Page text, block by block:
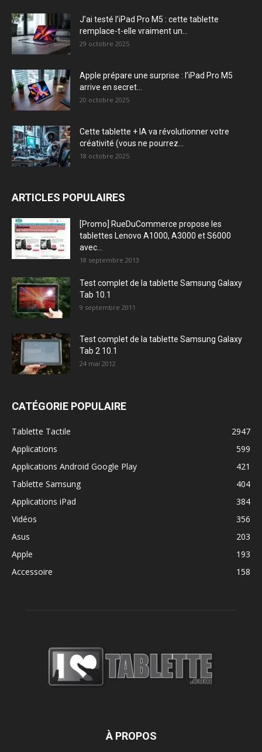
J’ai testé l’iPad Pro M5 : cette tablette
remplace-t-elle vraiment un...
29 octobre 2025
Apple prépare une surprise : l’iPad Pro M5
arrive en secret...
20 octobre 2025
Cette tablette + IA va révolutionner votre
créativité (vous ne pourrez...
18 octobre 2025
ARTICLES POPULAIRES
[Promo] RueDuCommerce propose les
tablettes Lenovo A1000, A3000 et S6000
avec...
18 septembre 2013
Test complet de la tablette Samsung Galaxy
Tab 10.1
9 septembre 2011
Test complet de la tablette Samsung Galaxy
Tab 2 10.1
24 mai 2012
CATÉGORIE POPULAIRE
Tablette Tactile
2947
Applications
599
Applications Android Google Play
421
Tablette Samsung
404
Applications iPad
384
Vidéos
356
Asus
203
Apple
193
Accessoire
158
À PROPOS